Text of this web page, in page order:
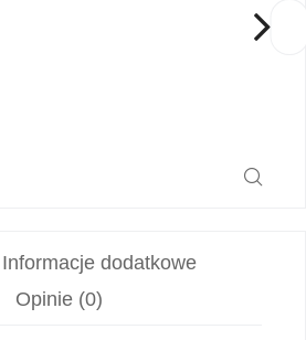
Informacje dodatkowe
Opinie (0)